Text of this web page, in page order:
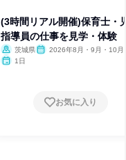
(3時間リアル開催)保育士・
指導員の仕事を見学・体験
茨城県
2026年8月・9月・10月
1日
お気に入り